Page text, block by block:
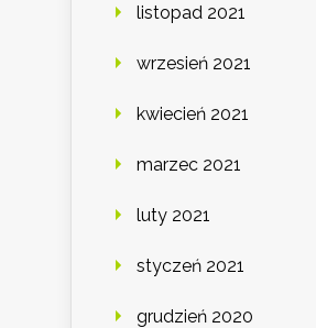
listopad 2021
wrzesień 2021
kwiecień 2021
marzec 2021
luty 2021
styczeń 2021
grudzień 2020